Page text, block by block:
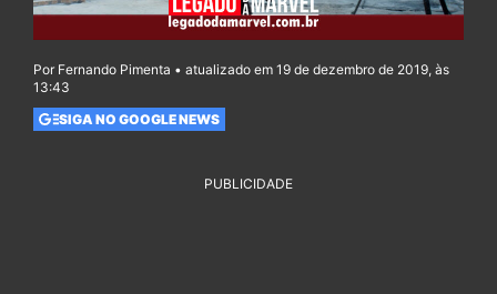
Por Fernando Pimenta • atualizado em 19 de dezembro de 2019, às
13:43
SIGA NO GOOGLE NEWS
PUBLICIDADE